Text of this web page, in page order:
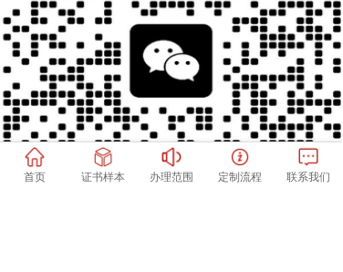
首页 证书样本 办理范围 定制流程 联系我们